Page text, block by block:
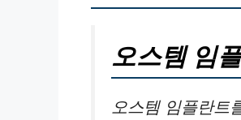
오스템 임
오스템 임플란트